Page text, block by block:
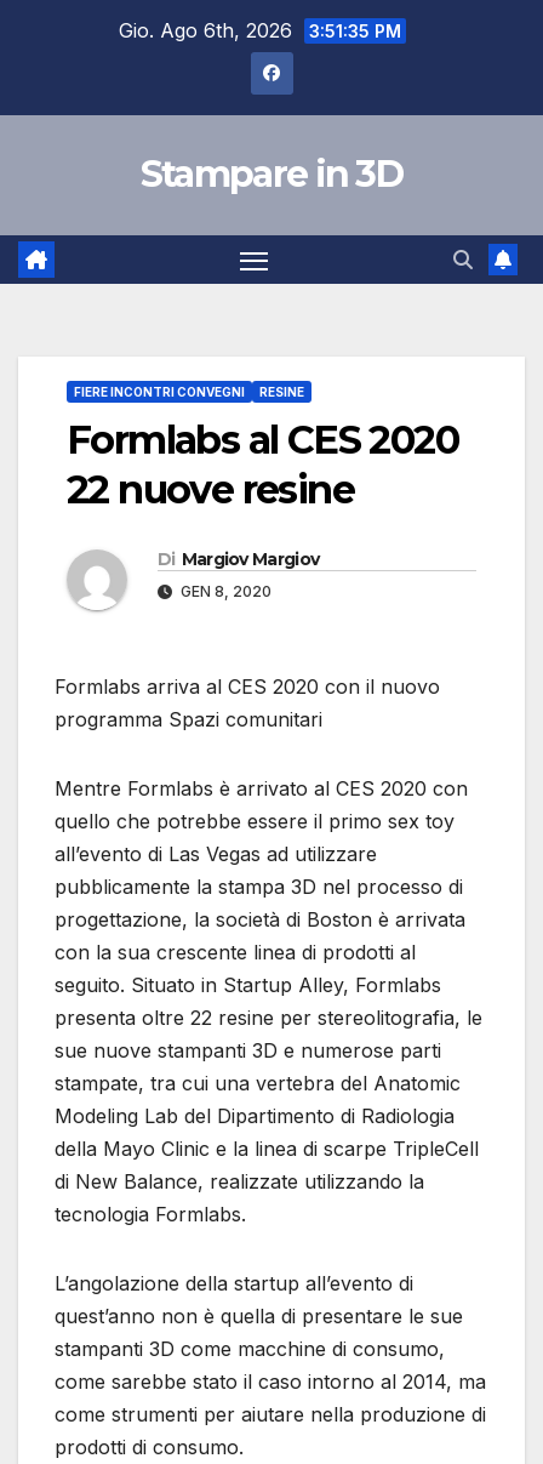
Gio. Ago 6th, 2026 3:51:36 PM
Stampare in 3D
FIERE INCONTRI CONVEGNI RESINE
Formlabs al CES 2020
22 nuove resine
Di Margiov Margiov
GEN 8, 2020
Formlabs arriva al CES 2020 con il nuovo
programma Spazi comunitari
Mentre Formlabs è arrivato al CES 2020 con
quello che potrebbe essere il primo sex toy
all’evento di Las Vegas ad utilizzare
pubblicamente la stampa 3D nel processo di
progettazione, la società di Boston è arrivata
con la sua crescente linea di prodotti al
seguito. Situato in Startup Alley, Formlabs
presenta oltre 22 resine per stereolitografia, le
sue nuove stampanti 3D e numerose parti
stampate, tra cui una vertebra del Anatomic
Modeling Lab del Dipartimento di Radiologia
della Mayo Clinic e la linea di scarpe TripleCell
di New Balance, realizzate utilizzando la
tecnologia Formlabs.
L’angolazione della startup all’evento di
quest’anno non è quella di presentare le sue
stampanti 3D come macchine di consumo,
come sarebbe stato il caso intorno al 2014, ma
come strumenti per aiutare nella produzione di
prodotti di consumo.